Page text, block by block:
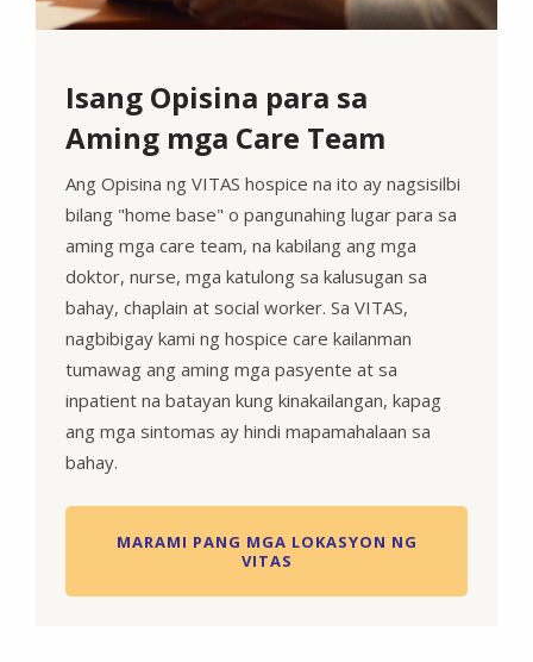
Isang Opisina para sa
Aming mga Care Team
Ang Opisina ng VITAS hospice na ito ay nagsisilbi
bilang "home base" o pangunahing lugar para sa
aming mga care team, na kabilang ang mga
doktor, nurse, mga katulong sa kalusugan sa
bahay, chaplain at social worker. Sa VITAS,
nagbibigay kami ng hospice care kailanman
tumawag ang aming mga pasyente at sa
inpatient na batayan kung kinakailangan, kapag
ang mga sintomas ay hindi mapamahalaan sa
bahay.
MARAMI PANG MGA LOKASYON NG
VITAS